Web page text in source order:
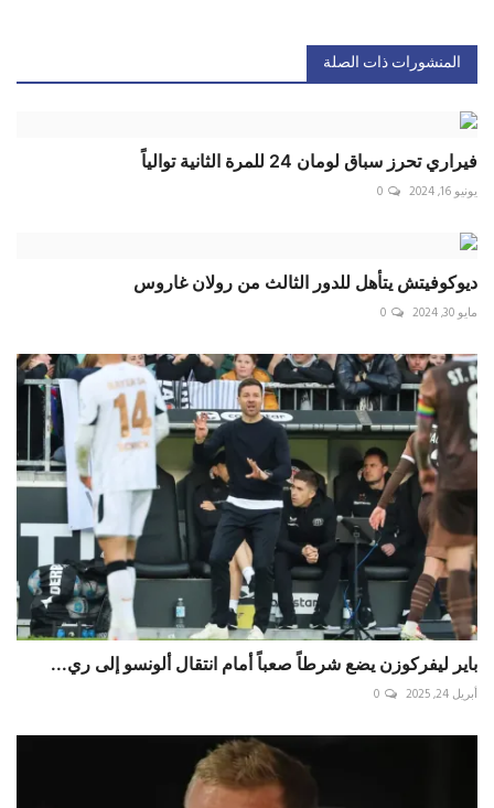
المنشورات ذات الصلة
فيراري تحرز سباق لومان 24 للمرة الثانية توالياً
يونيو 16, 2024 0
ديوكوفيتش يتأهل للدور الثالث من رولان غاروس
مايو 30, 2024 0
باير ليفركوزن يضع شرطاً صعباً أمام انتقال ألونسو إلى ري...
أبريل 24, 2025 0